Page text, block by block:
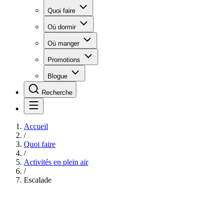
Quoi faire
Où dormir
Où manger
Promotions
Blogue
Recherche
Accueil
/
Quoi faire
/
Activités en plein air
/
Escalade